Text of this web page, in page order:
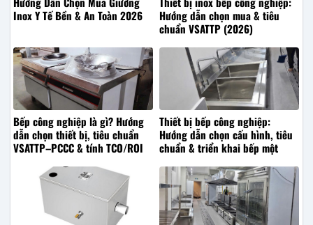
Inox Y Tế Bền & An Toàn 2026
Hướng dẫn chọn mua & tiêu
chuẩn VSATTP (2026)
Bếp công nghiệp là gì? Hướng
dẫn chọn thiết bị, tiêu chuẩn
VSATTP–PCCC & tính TCO/ROI
Thiết bị bếp công nghiệp:
Hướng dẫn chọn cấu hình, tiêu
chuẩn & triển khai bếp một